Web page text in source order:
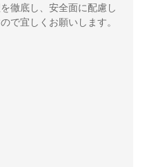
徹底し、安全面に配慮し
で宜しくお願いします。